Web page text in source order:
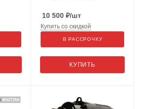
10 500 ₽/шт
КУПИТЬ
Купить со скидкой
В РАССРОЧКУ